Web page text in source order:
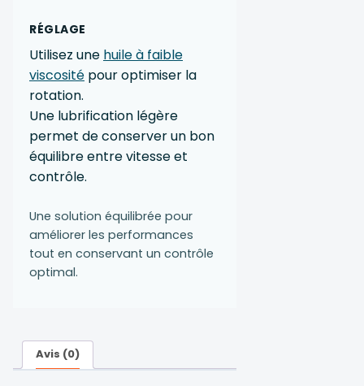
RÉGLAGE
Utilisez une huile à faible
viscosité pour optimiser la
rotation.
Une lubrification légère
permet de conserver un bon
équilibre entre vitesse et
contrôle.
Une solution équilibrée pour
améliorer les performances
tout en conservant un contrôle
optimal.
Avis (0)